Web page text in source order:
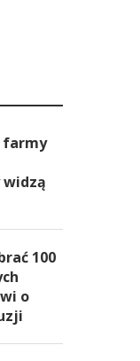
farmy
widzą
100
o